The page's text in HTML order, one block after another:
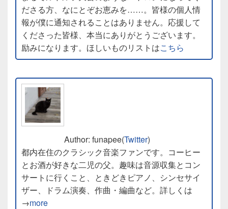
ださる方、なにとぞお恵みを……。皆様の個人情
報が僕に通知されることはありません。応援して
くださった皆様、本当にありがとうございます。
励みになります。ほしいものリストはこちら
Author: funapee(Twitter)
都内在住のクラシック音楽ファンです。コーヒー
とお酒が好きな二児の父。趣味は音源収集とコン
サートに行くこと、ときどきピアノ、シンセサイ
ザー、ドラム演奏、作曲・編曲など。詳しくは
→more